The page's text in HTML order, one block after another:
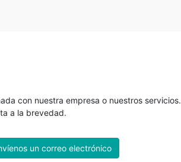
con nuestra empresa o nuestros servicios.
a la brevedad.
un correo electrónico